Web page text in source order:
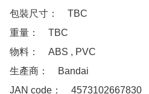
包裝尺寸：　TBC
重量：　TBC
物料：　ABS , PVC
生產商：　Bandai
JAN code：　4573102667830